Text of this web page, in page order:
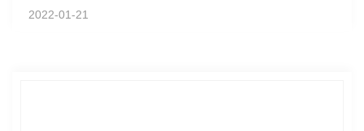
可定制，产品制造出来误差 度2cm。
2022-01-21